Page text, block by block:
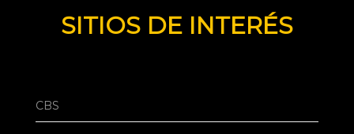
SITIOS DE INTERÉS
CBS